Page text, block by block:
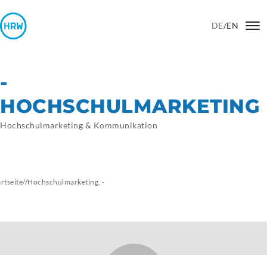
DE/EN
-
HOCHSCHULMARKETING
Hochschulmarketing & Kommunikation
//Hochschulmarketing, -